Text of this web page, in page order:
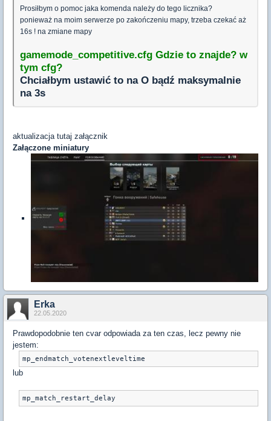
Prosiłbym o pomoc jaka komenda należy do tego licznika?
ponieważ na moim serwerze po zakończeniu mapy, trzeba czekać aż
16s ! na zmiane mapy
gamemode_competitive.cfg Gdzie to znajde? w
tym cfg?
Chciałbym ustawić to na O bądź maksymalnie
na 3s
aktualizacja tutaj załącznik
Załączone miniatury
Erka
22.05.2020
Prawdopodobnie ten cvar odpowiada za ten czas, lecz pewny nie
jestem:
lub